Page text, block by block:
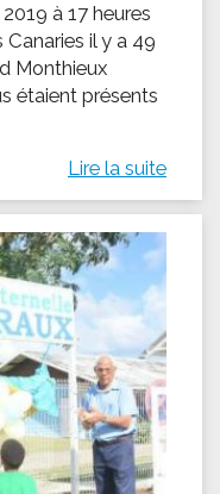
à 17 heures
il y a 49
Monthieux
étaient présents
Lire la suite